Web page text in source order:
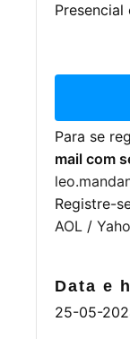
Presencial
Para se
mail com
Registre-
AOL /
Data e
25-05-